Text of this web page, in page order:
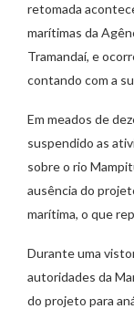
retomada
marítimas da
Tramandaí, e
contando com a
Em meados de
suspendido as
sobre o rio
ausência do
marítima, o que
Durante uma
autoridades da
do projeto para